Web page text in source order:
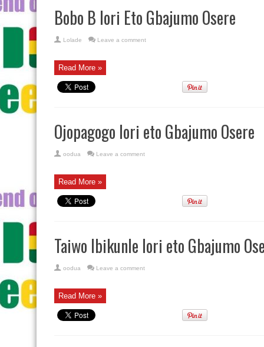
Bobo B lori Eto Gbajumo Osere
Lolade Leave a comment
Read More »
Ojopagogo lori eto Gbajumo Osere
oodua Leave a comment
Read More »
Taiwo Ibikunle lori eto Gbajumo
oodua Leave a comment
Read More »